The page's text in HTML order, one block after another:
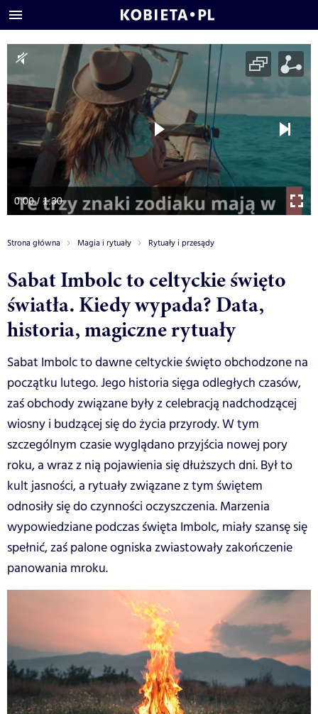
0:00 / 1:30
Strona główna Magia i rytuały Rytuały i przesądy
Sabat Imbolc to celtyckie święto
światła. Kiedy wypada? Data,
historia, magiczne rytuały
Sabat Imbolc to dawne celtyckie święto obchodzone na
początku lutego. Jego historia sięga odległych czasów,
zaś obchody związane były z celebracją nadchodzącej
wiosny i budzącej się do życia przyrody. W tym
szczególnym czasie wyglądano przyjścia nowej pory
roku, a wraz z nią pojawienia się dłuższych dni. Był to
kult jasności, a rytuały związane z tym świętem
odnosiły się do czynności oczyszczenia. Marzenia
wypowiedziane podczas święta Imbolc, miały szansę się
spełnić, zaś palone ogniska zwiastowały zakończenie
panowania mroku.